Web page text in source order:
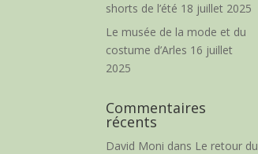
shorts de l’été 18 juillet 2025
Le musée de la mode et du
costume d’Arles 16 juillet
2025
Commentaires
récents
David Moni dans Le retour du